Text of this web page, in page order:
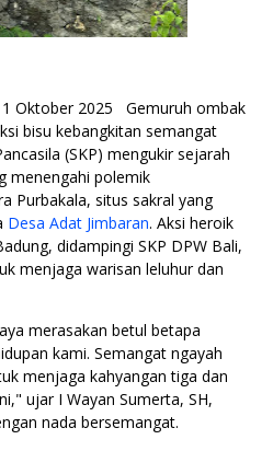
Oktober 2025 Gemuruh ombak
bisu kebangkitan semangat
(SKP) mengukir sejarah
menengahi polemik
Purbakala, situs sakral yang
Desa Adat Jimbaran. Aksi heroik
didampingi SKP DPW Bali,
menjaga warisan leluhur dan
merasakan betul betapa
kami. Semangat ngayah
menjaga kahyangan tiga dan
ujar I Wayan Sumerta, SH,
nada bersemangat.